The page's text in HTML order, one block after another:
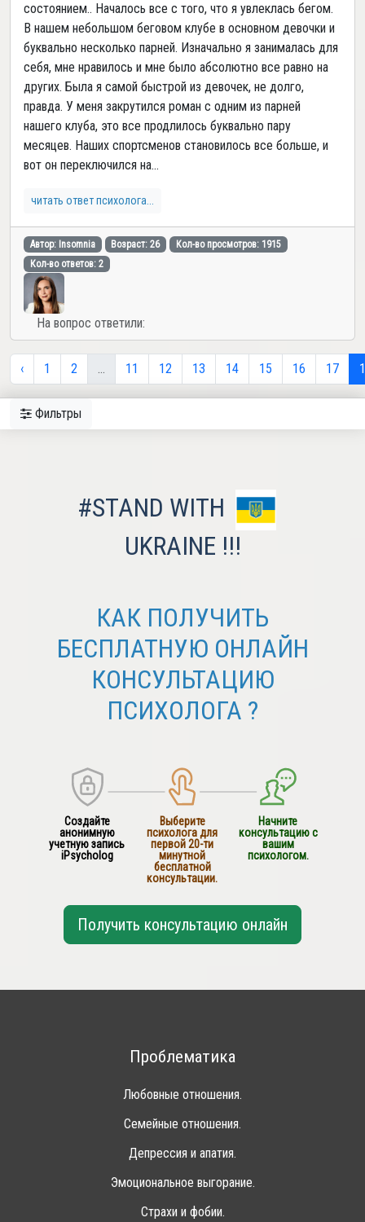
состоянием.. Началось все с того, что я увлеклась бегом.
В нашем небольшом беговом клубе в основном девочки и
буквально несколько парней. Изначально я занималась для
себя, мне нравилось и мне было абсолютно все равно на
других. Была я самой быстрой из девочек, не долго,
правда. У меня закрутился роман с одним из парней
нашего клуба, это все продлилось буквально пару
месяцев. Наших спортсменов становилось все больше, и
вот он переключился на...
читать ответ психолога...
Автор: Insomnia Возраст: 26
Кол-во просмотров: 1915
Кол-во ответов: 2
На вопрос ответили:
‹ 1 2 ... 11 12 13 14 15 16 17
Фильтры
#STAND WITH
UKRAINE !!!
КАК ПОЛУЧИТЬ
БЕСПЛАТНУЮ ОНЛАЙН
КОНСУЛЬТАЦИЮ
ПСИХОЛОГА ?
Создайте
анонимную
учетную запись
iPsycholog
Выберите
психолога для
первой 20-ти
минутной
бесплатной
консультации.
Начните
консультацию с
вашим
психологом.
Получить консультацию онлайн
Проблематика
Любовные отношения.
Семейные отношения.
Депрессия и апатия.
Эмоциональное выгорание.
Страхи и фобии.